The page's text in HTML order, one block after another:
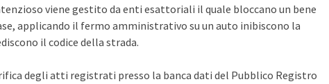
viene gestito da enti esattoriali il quale bloccano un bene
applicando il fermo amministrativo su un auto inibiscono la
il codice della strada.
degli atti registrati presso la banca dati del Pubblico Registro